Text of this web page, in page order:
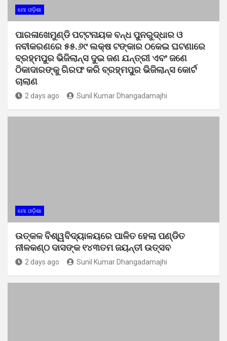
ମୋ ଓଡ଼ିଶା
ପାରଳାଖେମୁଣ୍ଡି ପଟ୍ଟନାୟକ ବନ୍ଧ ପୁନରୁଦ୍ଧାର ଓ
ନବୀକରଣରେ ୫୫.୬୯ ଲକ୍ଷ ଟଙ୍କାର ଠକେଇ ଘଟଣାରେ
ବ୍ରହ୍ମପୁର ଭିଜିଲାନ୍ସ ଦୁଇ ଜଣ ଯନ୍ତ୍ରୀ ଏବଂ ଜଣେ
ଠିକାଦାରଙ୍କୁ ଗିରଫ କରି ବ୍ରହ୍ମପୁର ଭିଜିଲାନ୍ସ କୋର୍ଟ
ଚାଲାଣ
2 days ago Sunil Kumar Dhangadamajhi
ମୋ ଓଡ଼ିଶା
ଉତ୍କଳ ବିଶ୍ୱବିଦ୍ୟାଳୟରେ ପାଳିତ ହେଲା ପଣ୍ଡିତ
ନୀଳକଣ୍ଠ ଦାସଙ୍କ ୧୪୩ତମ ଜୟନ୍ତୀ ଉତ୍ସବ
2 days ago Sunil Kumar Dhangadamajhi